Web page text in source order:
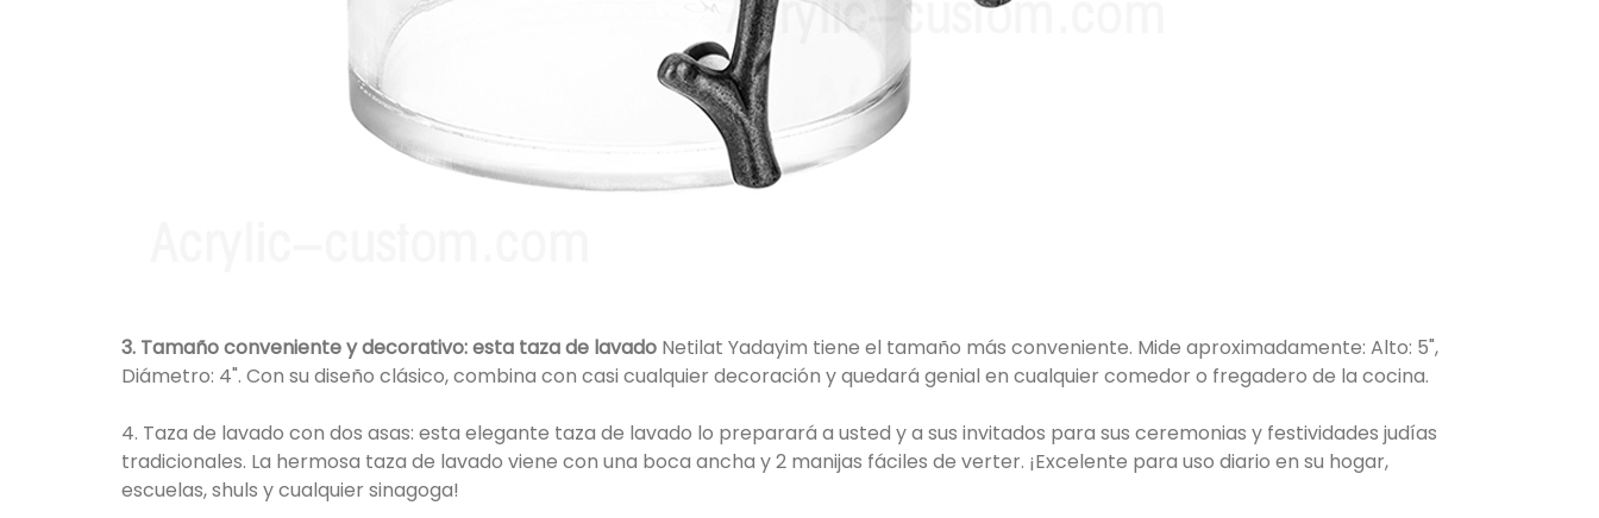
3. Tamaño conveniente y decorativo: esta taza de lavado Netilat Yadayim tiene el tamaño más conveniente. Mide aproximadamente: Alto: 5",
Diámetro: 4". Con su diseño clásico, combina con casi cualquier decoración y quedará genial en cualquier comedor o fregadero de la cocina.
4. Taza de lavado con dos asas: esta elegante taza de lavado lo preparará a usted y a sus invitados para sus ceremonias y festividades judías
tradicionales. La hermosa taza de lavado viene con una boca ancha y 2 manijas fáciles de verter. ¡Excelente para uso diario en su hogar,
escuelas, shuls y cualquier sinagoga!